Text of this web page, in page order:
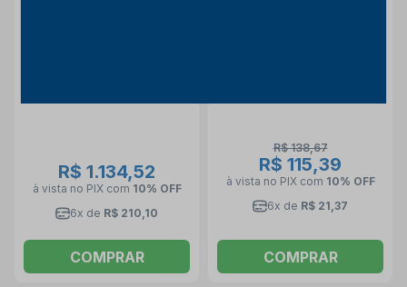
R$ 1.134,52
à vista no PIX com 10% OFF
6x de R$ 210,10
COMPRAR
R$ 138,67
R$ 115,39
à vista no PIX com 10% OFF
6x de R$ 21,37
COMPRAR